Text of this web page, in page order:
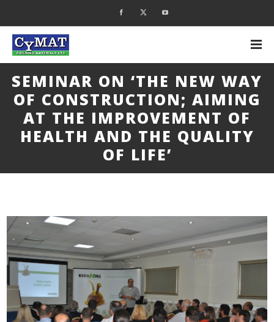
SEMINAR ON ‘THE NEW WAY
OF CONSTRUCTION; AIMING
AT THE IMPROVEMENT OF
HEALTH AND THE QUALITY
OF LIFE’